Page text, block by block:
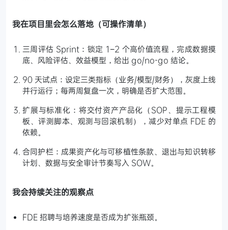
我在项目里会怎么落地（可操作清单）
三周评估 Sprint：锁定 1–2 个高价值流程，完成数据摸
底、风险评估、效益模型，给出 go/no-go 结论。
90 天试点：设定三类指标（业务/模型/财务），灰度上线
并行运行；每两周复盘一次，明确是否扩大范围。
扩展与标准化：将交付资产产品化（SOP、提示工程模
板、评测脚本、观测与回滚机制），减少对单点 FDE 的
依赖。
合同护栏：成果资产化与可移植性条款、退出与知识转移
计划、数据与安全审计节奏写入 SOW。
我会持续关注的观察点
FDE 招聘与培养速度是否成为扩张瓶颈。